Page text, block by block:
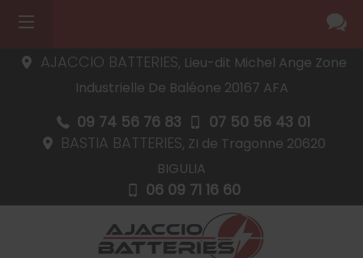
AJACCIO BATTERIES, Lieu-dit Michel Ange Zone
Industrielle De Baléone 20167 AFA
09 74 56 76 83 07 50 56 43 01
BASTIA BATTERIES, ZI de Tragonne 20620
BIGULIA
06 09 71 16 60